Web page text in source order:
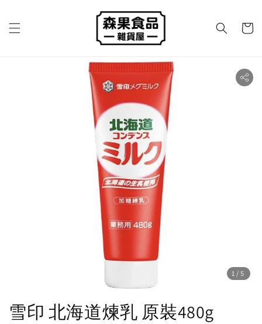
1 /5
雪印 北海道煉乳 原裝480g